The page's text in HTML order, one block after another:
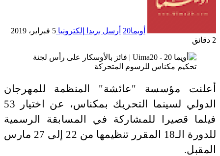
أويما20 أرسل بريدا إلكترونيا 5 فبراير، 2019
2 دقائق
أعلنت مؤسسة "عائشة" المنظمة للمهرجان
الدولي لسينما التحريك بمكناس، عن اختيار 53
فيلما قصيرا للمشاركة في المسابقة الرسمية
للدورة الـ18 المقرر تنظيمها من 22 إلى 27 مارس
المقبل.